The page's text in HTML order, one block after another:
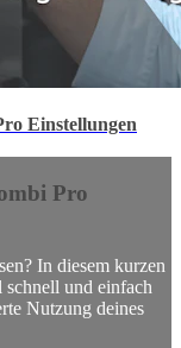
Einstellungen
Pro
In diesem kurzen
und einfach
Nutzung deines